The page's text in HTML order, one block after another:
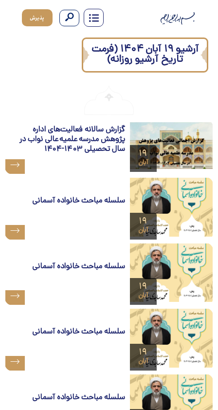
آرشیو ۱۹ آبان ۱۴۰۴ (فرمت
تاریخ آرشیو روزانه)
۱۹
آبان
گزارش سالانه فعالیت‌های اداره
پژوهش مدرسه علمیه عالی نواب در
سال تحصیلی ۱۴۰۳-۱۴۰۴
۱۹
آبان
سلسله مباحث خانواده آسمانی
۱۹
آبان
سلسله مباحث خانواده آسمانی
۱۹
آبان
سلسله مباحث خانواده آسمانی
سلسله مباحث خانواده آسمانی